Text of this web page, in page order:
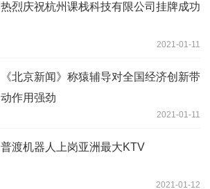
热烈庆祝杭州课栈科技有限公司挂牌成功
2021-01-11
《北京新闻》称猿辅导对全国经济创新带
动作用强劲
2021-01-11
普渡机器人上岗亚洲最大KTV
2021-01-12